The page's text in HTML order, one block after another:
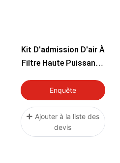
Kit D'admission D'air À
Filtre Haute Puissance
FX SVHO 2019+
YAMAHA-06
Enquête
Ajouter à la liste des
devis